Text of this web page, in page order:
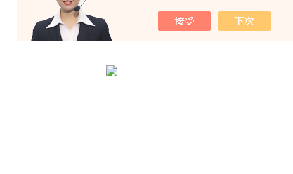
我的位置：首页>产品中心